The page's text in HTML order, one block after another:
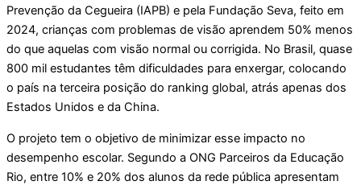
Prevenção da Cegueira (IAPB) e pela Fundação Seva, feito em
2024, crianças com problemas de visão aprendem 50% menos
do que aquelas com visão normal ou corrigida. No Brasil, quase
800 mil estudantes têm dificuldades para enxergar, colocando
o país na terceira posição do ranking global, atrás apenas dos
Estados Unidos e da China.
O projeto tem o objetivo de minimizar esse impacto no
desempenho escolar. Segundo a ONG Parceiros da Educação
Rio, entre 10% e 20% dos alunos da rede pública apresentam